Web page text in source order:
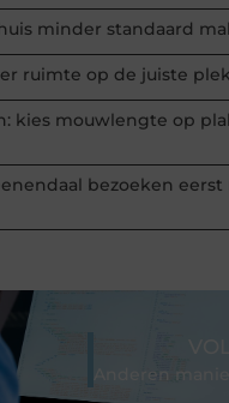
minder standaard
ruimte op de juiste plek
kies mouwlengte op
bezoeken eerst